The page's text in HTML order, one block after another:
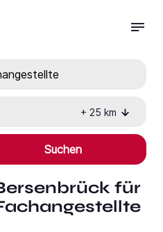
+ 25 km
Suchen
für